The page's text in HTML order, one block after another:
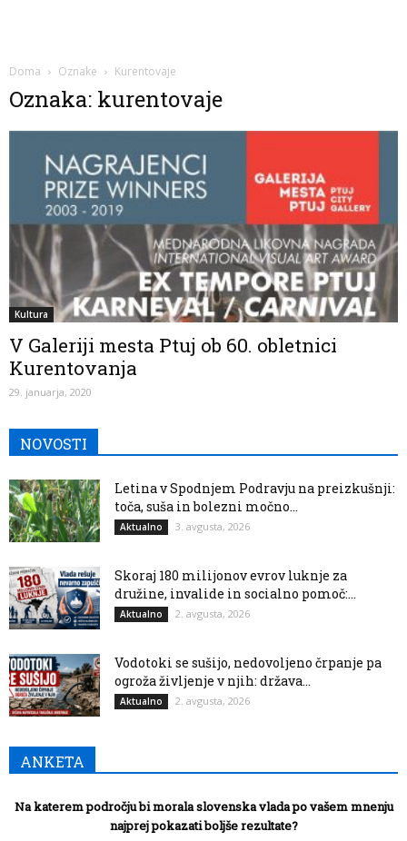
Doma Oznake Kurentovaje
Oznaka: kurentovaje
Kultura
V Galeriji mesta Ptuj ob 60. obletnici
Kurentovanja
29. januarja, 2020
NOVOSTI
Letina v Spodnjem Podravju na preizkušnji:
toča, suša in bolezni močno...
Aktualno 3. avgusta, 2026
Skoraj 180 milijonov evrov luknje za
družine, invalide in socialno pomoč:...
Aktualno 2. avgusta, 2026
Vodotoki se sušijo, nedovoljeno črpanje pa
ogroža življenje v njih: država...
Aktualno 2. avgusta, 2026
ANKETA
Na katerem področju bi morala slovenska vlada po vašem mnenju
najprej pokazati boljše rezultate?